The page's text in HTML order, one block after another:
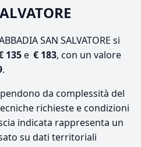
SAN SALVATORE si
135e € 183, con un valore
.
da complessità del
richieste e condizioni
indicata rappresenta un
su dati territoriali